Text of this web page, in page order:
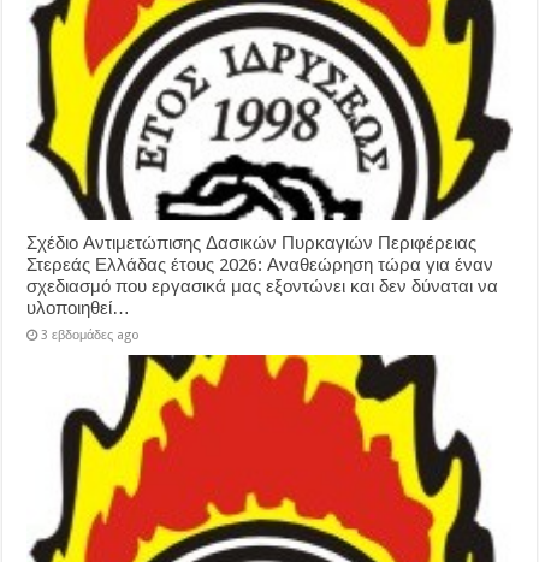
Σχέδιο Αντιμετώπισης Δασικών Πυρκαγιών Περιφέρειας
Στερεάς Ελλάδας έτους 2026: Αναθεώρηση τώρα για έναν
σχεδιασμό που εργασικά μας εξοντώνει και δεν δύναται να
υλοποιηθεί…
3 εβδομάδες ago